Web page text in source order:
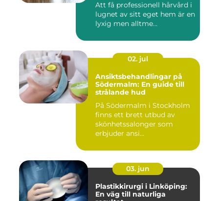
Att få professionell hårvård i
lugnet av sitt eget hem är en
lyxig men alltme...
02. jul
Ansiktsbehandlingar på
Södermalm: En guide till
strålande hud
På Södermalm i Stockholm
finns ett brett utbud av
skönhetssalonger som
erbjuder ansi...
03. jun
Plastikkirurgi i Linköping:
En väg till naturliga